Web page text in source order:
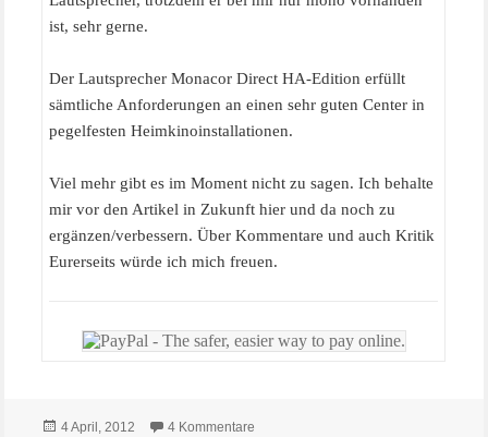
ist, sehr gerne.
Der Lautsprecher Monacor Direct HA-Edition erfüllt
sämtliche Anforderungen an einen sehr guten Center in
pegelfesten Heimkinoinstallationen.
Viel mehr gibt es im Moment nicht zu sagen. Ich behalte
mir vor den Artikel in Zukunft hier und da noch zu
ergänzen/verbessern. Über Kommentare und auch Kritik
Eurerseits würde ich mich freuen.
Veröffentlicht
4 April, 2012 4 Kommentare